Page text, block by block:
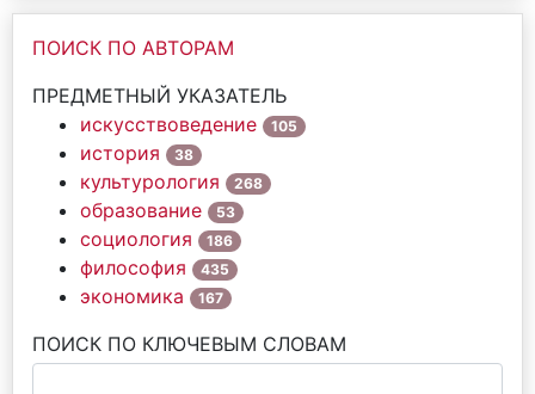
ПОИСК ПО АВТОРАМ
ПРЕДМЕТНЫЙ УКАЗАТЕЛЬ
искусствоведение
105
история 38
культурология 268
образование 53
социология 186
философия 435
экономика 167
ПОИСК ПО КЛЮЧЕВЫМ СЛОВАМ